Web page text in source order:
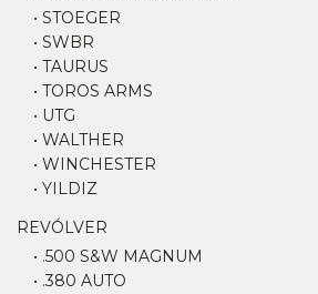
• STOEGER
• SWBR
• TAURUS
• TOROS ARMS
• UTG
• WALTHER
• WINCHESTER
• YILDIZ
REVÓLVER
• .500 S&W MAGNUM
• .380 AUTO